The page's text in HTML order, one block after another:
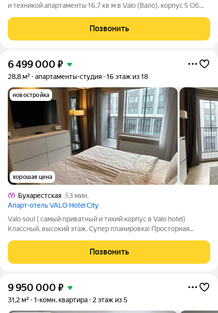
и техникой апартаменты 16,7 кв м в Valo (Вало). корпус 5 Об
корпус 5 Об апарт-компексе: - управлением апартаментам
занимается
Позвонить
6 499 000 ₽
28,8 м² апартаменты-студия 16 этаж из 18
новостройка
хорошая цена
Бухарестская
3 мин.
Апарт-отель VALO Hotel City
Valo soul ( самый приватный и тихий корпус в Valo hotel)
Классный, высокий этаж. Супер планировка! Просторная
после завершения договора с УК) Отделка 2023 года.
Минимальный износ. Центр Санкт-
Позвонить
9 950 000 ₽
31,2 м² 1-комн. квартира 2 этаж из 5